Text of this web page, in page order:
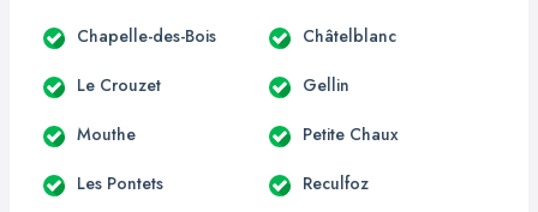
Chapelle-des-Bois Châtelblanc
Le Crouzet Gellin
Mouthe Petite Chaux
Les Pontets Reculfoz